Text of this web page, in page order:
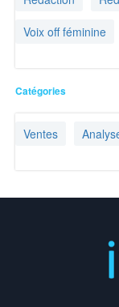
Voix off féminine
Catégories
Ventes